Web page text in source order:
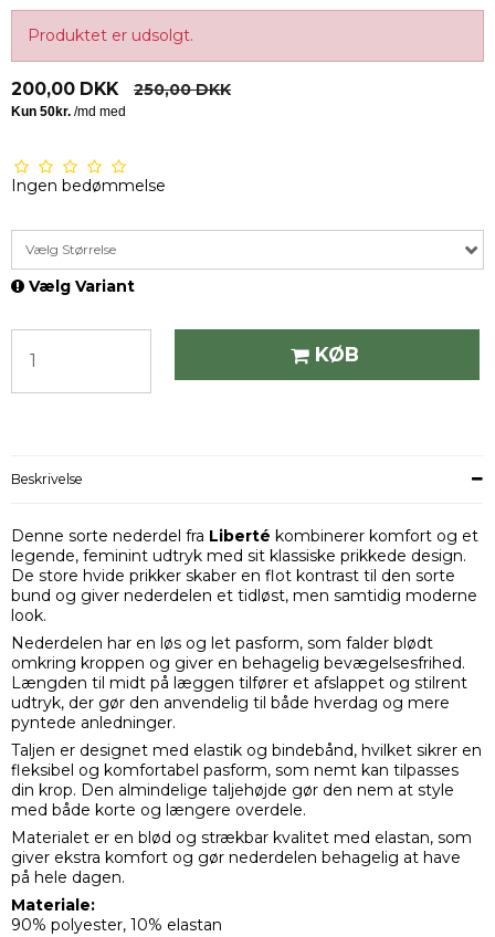
Produktet er udsolgt.
200,00 DKK 250,00 DKK
Ingen bedømmelse
Vælg Størrelse
Vælg Variant
KØB
Beskrivelse
Denne sorte nederdel fra Liberté kombinerer komfort og et
legende, feminint udtryk med sit klassiske prikkede design.
De store hvide prikker skaber en flot kontrast til den sorte
bund og giver nederdelen et tidløst, men samtidig moderne
look.
Nederdelen har en løs og let pasform, som falder blødt
omkring kroppen og giver en behagelig bevægelsesfrihed.
Længden til midt på læggen tilfører et afslappet og stilrent
udtryk, der gør den anvendelig til både hverdag og mere
pyntede anledninger.
Taljen er designet med elastik og bindebånd, hvilket sikrer en
fleksibel og komfortabel pasform, som nemt kan tilpasses
din krop. Den almindelige taljehøjde gør den nem at style
med både korte og længere overdele.
Materialet er en blød og strækbar kvalitet med elastan, som
giver ekstra komfort og gør nederdelen behagelig at have
på hele dagen.
Materiale:
90% polyester, 10% elastan